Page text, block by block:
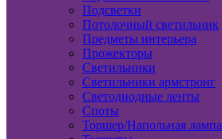
Подсветки
Потолочный светильник
Предметы интерьера
Прожекторы
Светильники
Светильники армстронг
Светодиодные ленты
Споты
Торшер/Напольная лампа